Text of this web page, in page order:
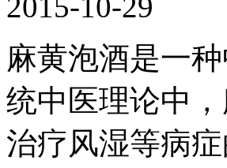
2015-10-29
麻黄泡酒是一
统中医理论中
治疗风湿等病